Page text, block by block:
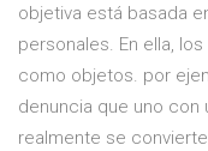
objetiva está basada
personales. En ella,
como objetos. por
denuncia que uno con
realmente se